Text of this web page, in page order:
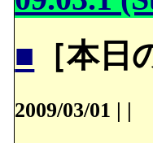
■ ［本日
2009/03/01 | |